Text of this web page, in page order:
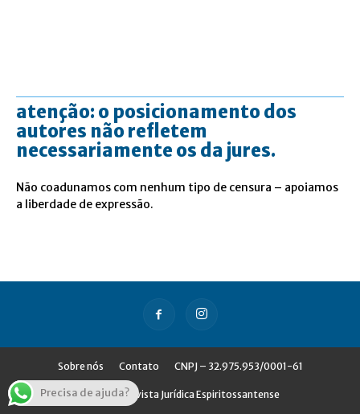
atenção: o posicionamento dos
autores não refletem
necessariamente os da jures.
Não coadunamos com nenhum tipo de censura – apoiamos
a liberdade de expressão.
Sobre nós Contato CNPJ – 32.975.953/0001-61
© Jures - Revista Jurídica Espiritossantense
Precisa de ajuda?